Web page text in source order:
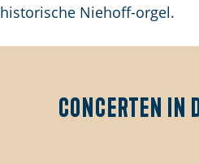
e
historische Niehoff-orgel.
concerten in